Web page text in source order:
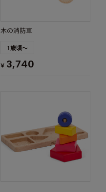
木の消防車
1歳頃～
¥ 3,740